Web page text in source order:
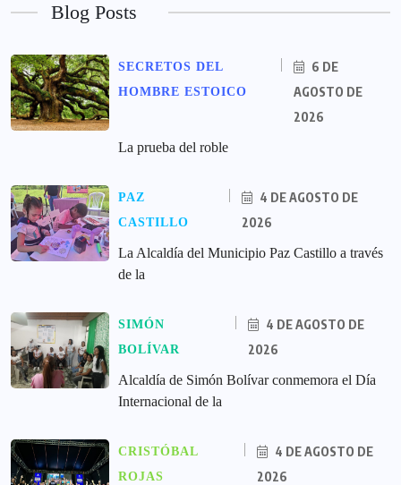
Blog Posts
SECRETOS DEL
HOMBRE ESTOICO
6 DE
AGOSTO DE
2026
La prueba del roble
PAZ
CASTILLO
4 DE AGOSTO DE
2026
La Alcaldía del Municipio Paz Castillo a través
de la
SIMÓN
BOLÍVAR
4 DE AGOSTO DE
2026
Alcaldía de Simón Bolívar conmemora el Día
Internacional de la
CRISTÓBAL
ROJAS
4 DE AGOSTO DE
2026